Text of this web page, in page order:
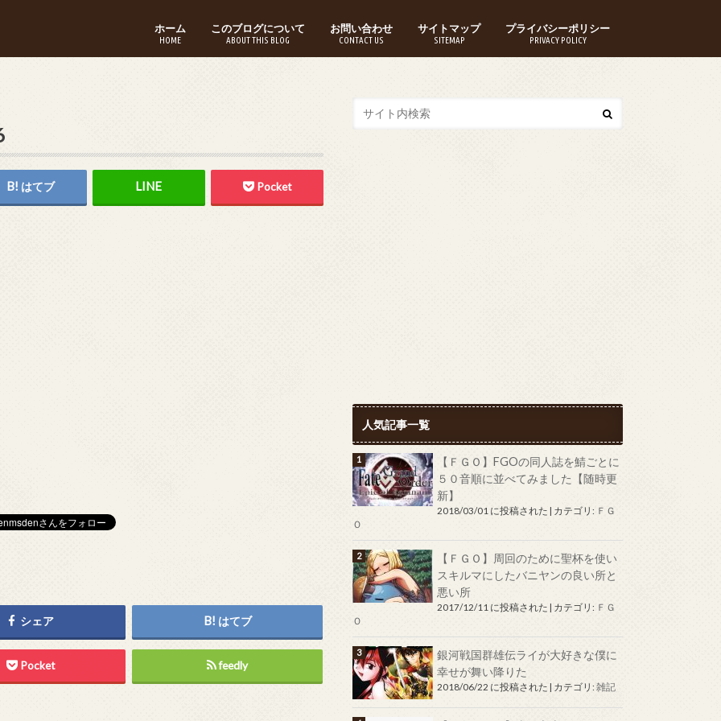
ホーム
HOME
このブログについて
ABOUT THIS BLOG
お問い合わせ
CONTACT US
サイトマップ
SITEMAP
プライバシーポリシー
PRIVACY POLICY
はてブ Pocket
シェア はてブ
Pocket feedly
人気記事一覧
【ＦＧＯ】FGOの同人誌を鯖ごとに
５０音順に並べてみました【随時更
新】
2018/03/01 に投稿された カテゴリ: ＦＧ
Ｏ
【ＦＧＯ】周回のために聖杯を使い
スキルマにしたバニヤンの良い所と
悪い所
2017/12/11 に投稿された | カテゴリ: ＦＧ
Ｏ
銀河戦国群雄伝ライが大好きな僕に
幸せが舞い降りた
2018/06/22 に投稿された | カテゴリ: 雑記